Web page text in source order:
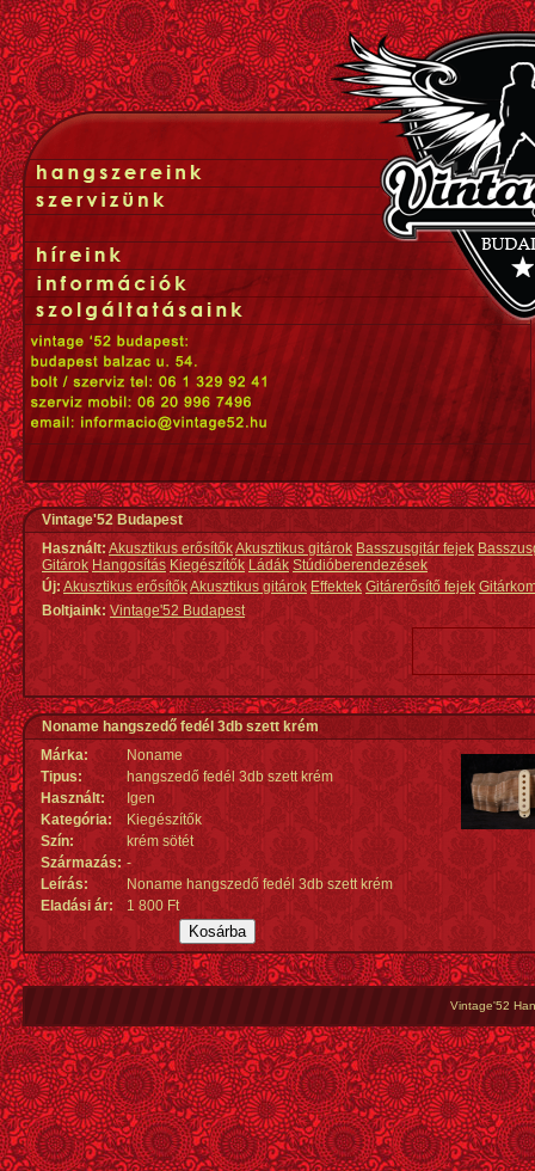
Vintage'52 Budapest
Használt: Akusztikus erősítőkAkusztikus gitárok Basszusgitár fejek
Gitárok Hangosítás Kiegészítők Ládák Stúdióberendezések
Új:Akusztikus erősítőkAkusztikus gitárok Effektek Gitárerősítő fejek
Boltjaink: Vintage'52 Budapest
Noname hangszedő fedél 3db szett krém
Márka:
Noname
Tipus:
hangszedő fedél 3db szett krém
Használt:
Igen
Kategória:
Kiegészítők
Szín:
krém sötét
Származás: -
Leírás:
Noname hangszedő fedél 3db szett krém
Eladási ár:
1 800 Ft
Vintage'52